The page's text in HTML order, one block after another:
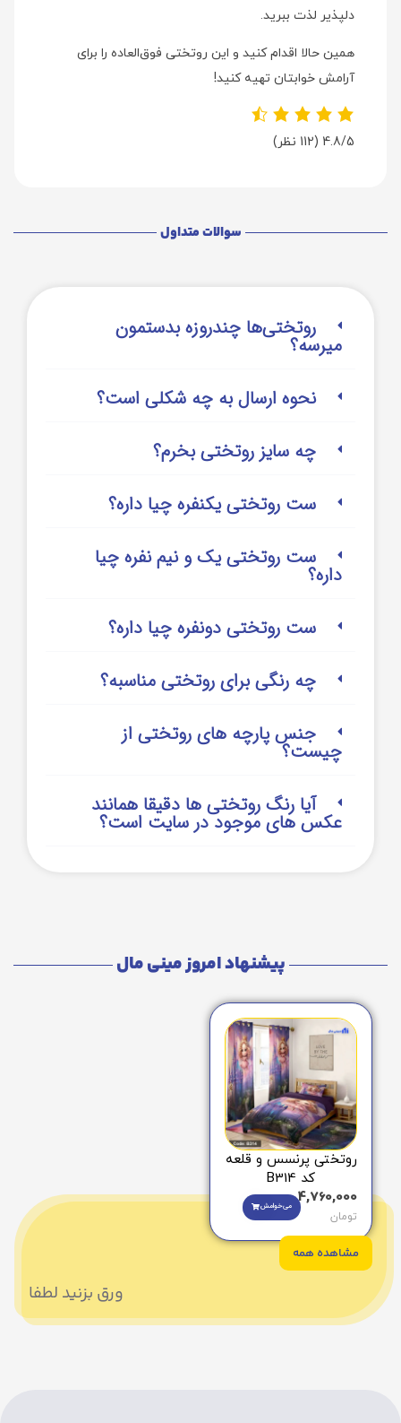
دلپذیر لذت ببرید.
همین حالا اقدام کنید و این روتختی فوق‌العاده را برای
آرامش خوابتان تهیه کنید!
4.8/5 (112 نظر)
سوالات متداول
روتختی‌‌ها چندروزه بدستمون
میرسه؟
نحوه ارسال به چه شکلی است؟
چه سایز روتختی بخرم؟
ست روتختی یکنفره چیا داره؟
ست روتختی یک و نیم نفره چیا
داره؟
ست روتختی دونفره چیا داره؟
چه رنگی برای روتختی مناسبه؟
جنس پارچه های روتختی از
چیست؟
آیا رنگ روتختی ها دقیقا همانند
عکس های موجود در سایت است؟
پیشنهاد امروز مینی مال
روتختی پرنسس و قلعه
کد B314
4,760,000
تومان
می‌خوامش
مشاهده همه
ورق بزنید لطفا